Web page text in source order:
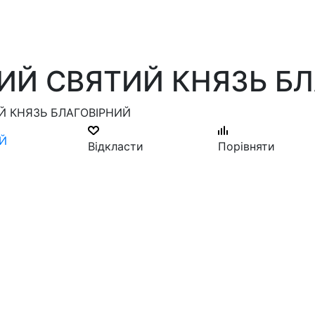
СВЯТИЙ КНЯЗЬ
КНЯЗЬ БЛАГОВІРНИЙ
Відкласти Порівняти